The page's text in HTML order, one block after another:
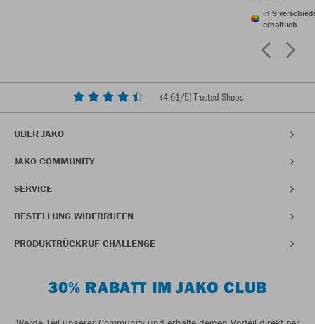
in 9
erhältlich
(4,61/5) Trusted Shops
ÜBER JAKO
JAKO COMMUNITY
SERVICE
BESTELLUNG WIDERRUFEN
PRODUKTRÜCKRUF CHALLENGE
30% RABATT IM JAKO CLUB